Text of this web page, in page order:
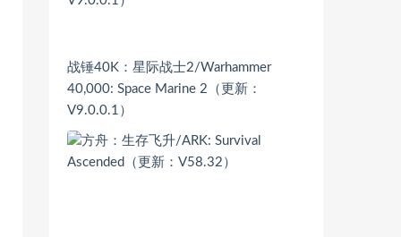
战锤40K：星际战士2/Warhammer
40,000: Space Marine 2（更新：
V9.0.0.1）